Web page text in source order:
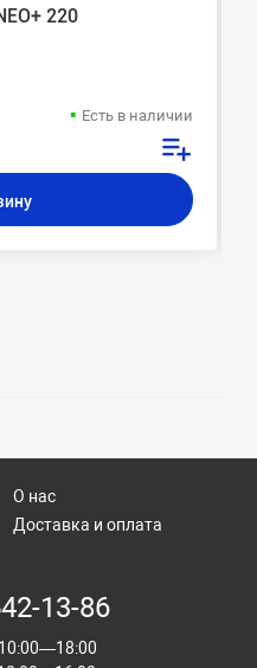
220
Есть в наличии
О нас
Доставка и оплата
13-86